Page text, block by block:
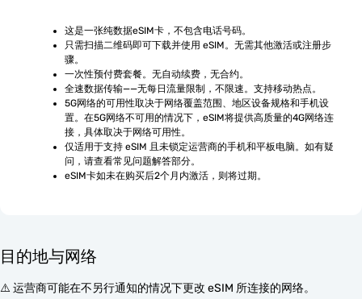
这是一张纯数据eSIM卡，不包含电话号码。
只需扫描二维码即可下载并使用 eSIM。无需其他激活或注册步
骤。
一次性预付费套餐。无自动续费，无合约。
全速数据传输——无每日流量限制，不限速。支持移动热点。
5G网络的可用性取决于网络覆盖范围、地区设备规格和手机设
置。在5G网络不可用的情况下，eSIM将提供高质量的4G网络连
接，具体取决于网络可用性。
仅适用于支持 eSIM 且未锁定运营商的手机和平板电脑。如有疑
问，请查看常见问题解答部分。
eSIM卡如未在购买后2个月内激活，则将过期。
目的地与网络
⚠️ 运营商可能在不另行通知的情况下更改 eSIM 所连接的网络。